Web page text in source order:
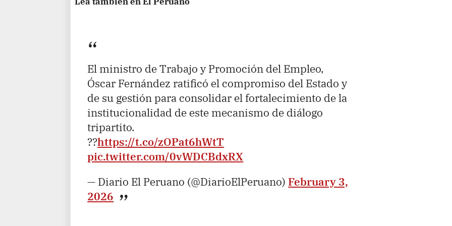
El ministro de Trabajo y Promoción del Empleo,
Óscar Fernández ratificó el compromiso del Estado y
de su gestión para consolidar el fortalecimiento de la
institucionalidad de este mecanismo de diálogo
tripartito.
??https://t.co/zOPat6hWtT
pic.twitter.com/0vWDCBdxRX
— Diario El Peruano (@DiarioElPeruano) February 3,
2026